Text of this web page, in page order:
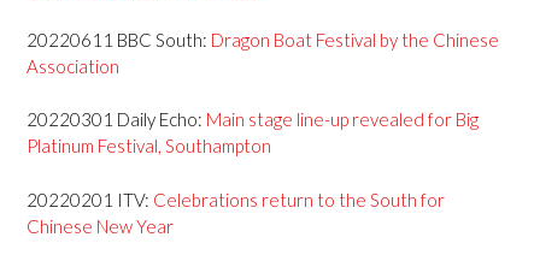
20220611 BBC South: Dragon Boat Festival by the Chinese
Association
20220301 Daily Echo: Main stage line-up revealed for Big
Platinum Festival, Southampton
20220201 ITV: Celebrations return to the South for
Chinese New Year